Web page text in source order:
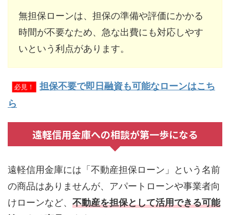
無担保ローンは、担保の準備や評価にかかる
時間が不要なため、急な出費にも対応しやす
いという利点があります。
必見！
担保不要で即日融資も可能なローンはこち
ら
遠軽信用金庫への相談が第一歩になる
遠軽信用金庫には「不動産担保ローン」という名前
の商品はありませんが、アパートローンや事業者向
けローンなど、 不動産を担保として活用できる可能